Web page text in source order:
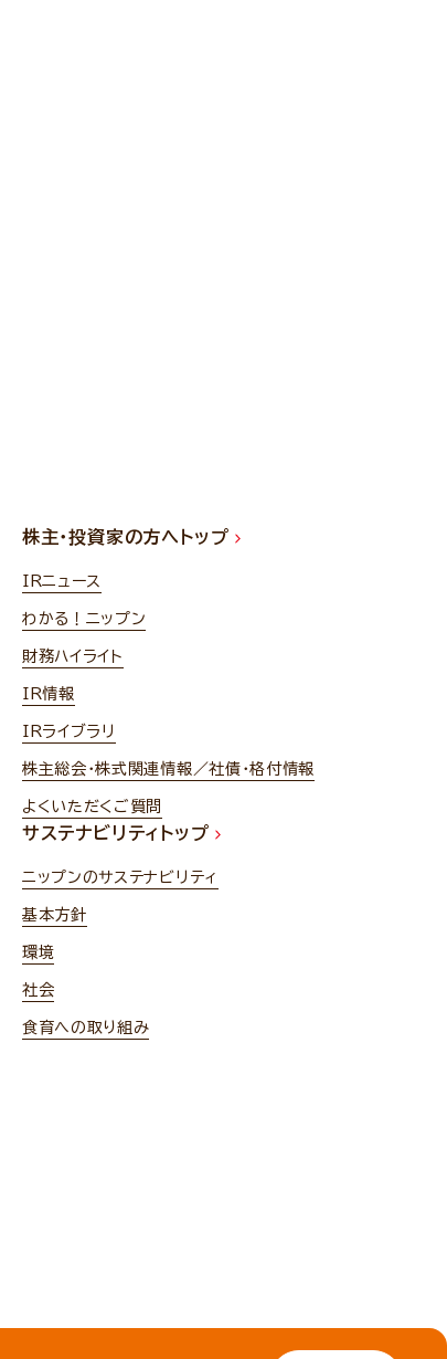
株主・投資家の方へトップ
IRニュース
わかる！ニップン
財務ハイライト
IR情報
IRライブラリ
株主総会・株式関連情報／社債・格付情報
よくいただくご質問
サステナビリティトップ
ニップンのサステナビリティ
基本方針
環境
社会
食育への取り組み